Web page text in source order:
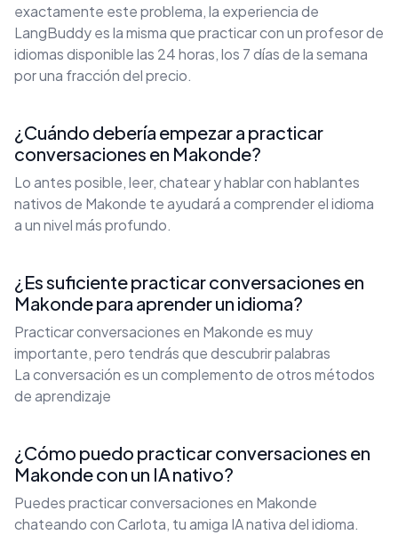
exactamente este problema, la experiencia de
LangBuddy es la misma que practicar con un profesor de
idiomas disponible las 24 horas, los 7 días de la semana
por una fracción del precio.
¿Cuándo debería empezar a practicar
conversaciones en Makonde?
Lo antes posible, leer, chatear y hablar con hablantes
nativos de Makonde te ayudará a comprender el idioma
a un nivel más profundo.
¿Es suficiente practicar conversaciones en
Makonde para aprender un idioma?
Practicar conversaciones en Makonde es muy
importante, pero tendrás que descubrir palabras
La conversación es un complemento de otros métodos
de aprendizaje
¿Cómo puedo practicar conversaciones en
Makonde con un IA nativo?
Puedes practicar conversaciones en Makonde
chateando con Carlota, tu amiga IA nativa del idioma.